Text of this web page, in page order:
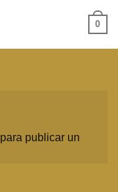
0
para publicar un